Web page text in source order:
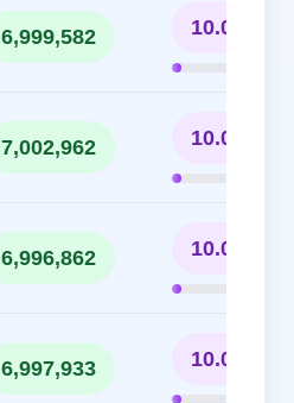
6,999,582 10.00%
7,002,962 10.00%
6,996,862 10.00%
6,997,933 10.00%